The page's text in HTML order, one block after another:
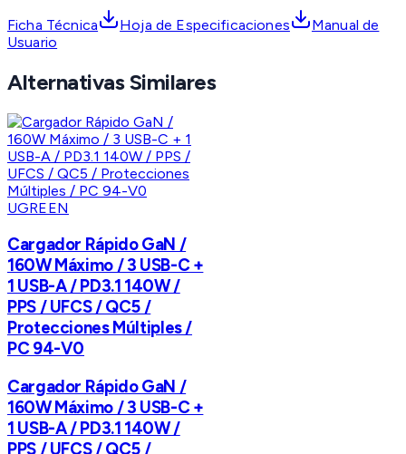
Ficha Técnica Hoja de Especificaciones
Manual de
Usuario
Alternativas Similares
UGREEN
Cargador Rápido GaN /
160W Máximo / 3 USB-C +
1 USB-A / PD3.1 140W /
PPS / UFCS / QC5 /
Protecciones Múltiples /
PC 94-V0
Cargador Rápido GaN /
160W Máximo / 3 USB-C +
1 USB-A / PD3.1 140W /
PPS / UFCS / QC5 /